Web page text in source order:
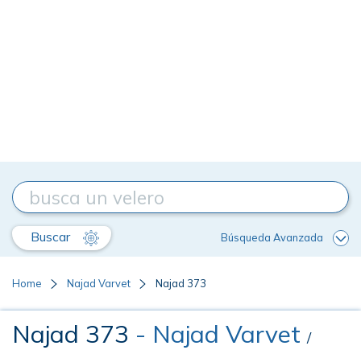
Buscar Búsqueda Avanzada
Home Najad Varvet Najad 373
Najad 373 - Najad Varvet /